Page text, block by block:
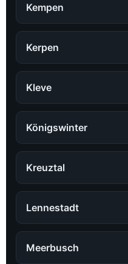
Kempen
Kerpen
Kleve
Königswinter
Kreuztal
Lennestadt
Meerbusch